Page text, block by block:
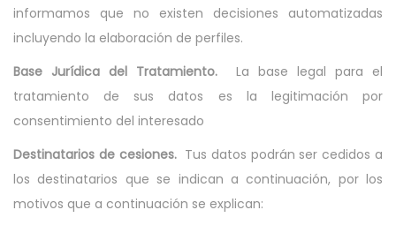
informamos que no existen decisiones automatizadas
incluyendo la elaboración de perfiles.
Base Jurídica del Tratamiento.
La base legal para el
tratamiento de sus datos es la legitimación por
consentimiento del interesado
Destinatarios de cesiones. Tus datos podrán ser cedidos a
los destinatarios que se indican a continuación, por los
motivos que a continuación se explican: